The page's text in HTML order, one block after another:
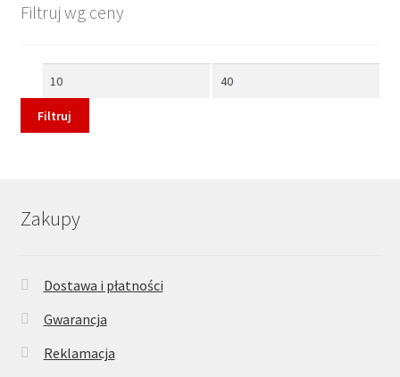
Filtruj wg ceny
Cena
Cena
Filtruj
Zakupy
Dostawa i płatności
Gwarancja
Reklamacja